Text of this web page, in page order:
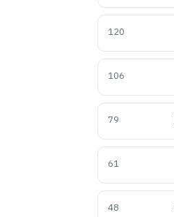
120
106
79
61
48